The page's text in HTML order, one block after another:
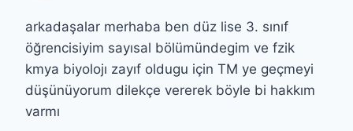
arkadaşalar merhaba ben düz lise 3. sınıf
öğrencisiyim sayısal bölümündegim ve fzik
kmya biyolojı zayıf oldugu için TM ye geçmeyi
düşünüyorum dilekçe vererek böyle bi hakkım
varmı